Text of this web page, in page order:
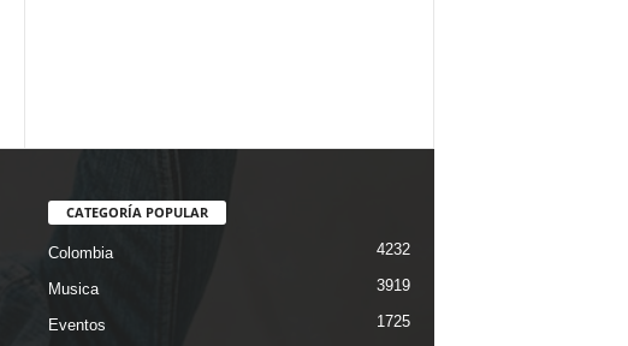
CATEGORÍA POPULAR
Colombia 4232
Musica 3919
Eventos 1725